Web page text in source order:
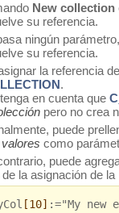
New collection
su referencia.
ningún
su referencia.
la referencia
.
tenga en cuenta que
pero no crea
puede
valores como
puede
la asignación de
[10] :="My new